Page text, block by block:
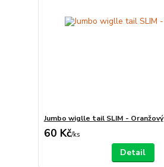
Jumbo wiglle tail SLIM - Oranžový
60 Kč/ks
Detail